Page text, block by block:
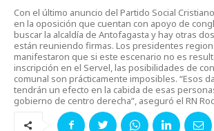
Con el último anuncio del Partido Social
en la oposición que cuentan con apoyo de
buscar la alcaldía de Antofagasta y hay otras
están reuniendo firmas. Los presidentes
manifestaron que si este escenario no es
inscripción en el Servel, las posibilidades de
comunal son prácticamente imposibles. “Esos
tendrán un efecto en la cabida de esas
gobierno de centro derecha”, aseguró el RN